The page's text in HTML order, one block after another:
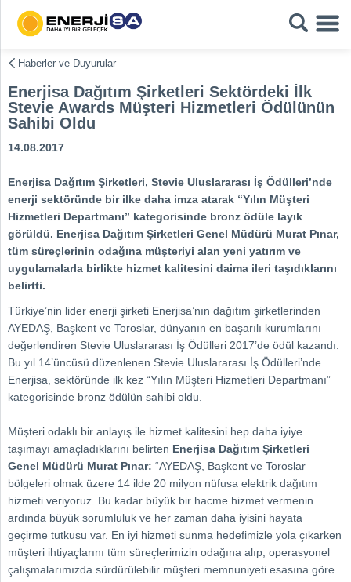
Haberler ve Duyurular
Enerjisa Dağıtım Şirketleri Sektördeki İlk
Stevie Awards Müşteri Hizmetleri Ödülünün
Sahibi Oldu
14.08.2017
Enerjisa Dağıtım Şirketleri, Stevie Uluslararası İş Ödülleri’nde
enerji sektöründe bir ilke daha imza atarak “Yılın Müşteri
Hizmetleri Departmanı” kategorisinde bronz ödüle layık
görüldü. Enerjisa Dağıtım Şirketleri Genel Müdürü Murat Pınar,
tüm süreçlerinin odağına müşteriyi alan yeni yatırım ve
uygulamalarla birlikte hizmet kalitesini daima ileri taşıdıklarını
belirtti.
Türkiye’nin lider enerji şirketi Enerjisa’nın dağıtım şirketlerinden
AYEDAŞ, Başkent ve Toroslar, dünyanın en başarılı kurumlarını
değerlendiren Stevie Uluslararası İş Ödülleri 2017’de ödül kazandı.
Bu yıl 14’üncüsü düzenlenen Stevie Uluslararası İş Ödülleri’nde
Enerjisa, sektöründe ilk kez “Yılın Müşteri Hizmetleri Departmanı”
kategorisinde bronz ödülün sahibi oldu.
Müşteri odaklı bir anlayış ile hizmet kalitesini hep daha iyiye
taşımayı amaçladıklarını belirten Enerjisa Dağıtım Şirketleri
Genel Müdürü Murat Pınar: “AYEDAŞ, Başkent ve Toroslar
bölgeleri olmak üzere 14 ilde 20 milyon nüfusa elektrik dağıtım
hizmeti veriyoruz. Bu kadar büyük bir hacme hizmet vermenin
ardında büyük sorumluluk ve her zaman daha iyisini hayata
geçirme tutkusu var. En iyi hizmeti sunma hedefimizle yola çıkarken
müşteri ihtiyaçlarını tüm süreçlerimizin odağına alıp, operasyonel
çalışmalarımızda sürdürülebilir müşteri memnuniyeti esasına göre